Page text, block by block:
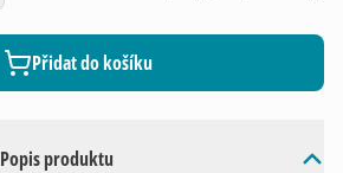
Popis produktu
Přidat do košíku